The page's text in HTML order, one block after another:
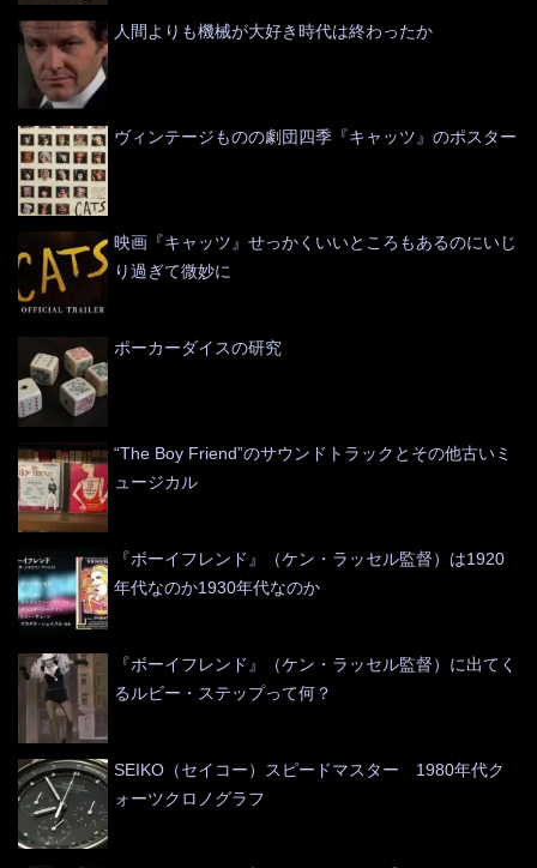
人間よりも機械が大好き時代は終わったか
ヴィンテージものの劇団四季『キャッツ』のポスター
映画『キャッツ』せっかくいいところもあるのにいじ
り過ぎて微妙に
ポーカーダイスの研究
“The Boy Friend”のサウンドトラックとその他古いミ
ュージカル
『ボーイフレンド』（ケン・ラッセル監督）は1920
年代なのか1930年代なのか
『ボーイフレンド』（ケン・ラッセル監督）に出てく
るルビー・ステップって何？
SEIKO（セイコー）スピードマスター 1980年代ク
ォーツクロノグラフ